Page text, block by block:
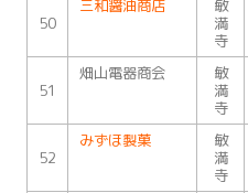
50
三和醤油商店
敏
満
寺
51
畑山電器商会
敏
満
寺
52
みずほ製菓
敏
満
寺